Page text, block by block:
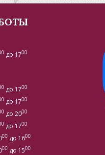
до 1700
до 1700
до 1700
до 2000
до 1700
00 до 1600
00 до 1500